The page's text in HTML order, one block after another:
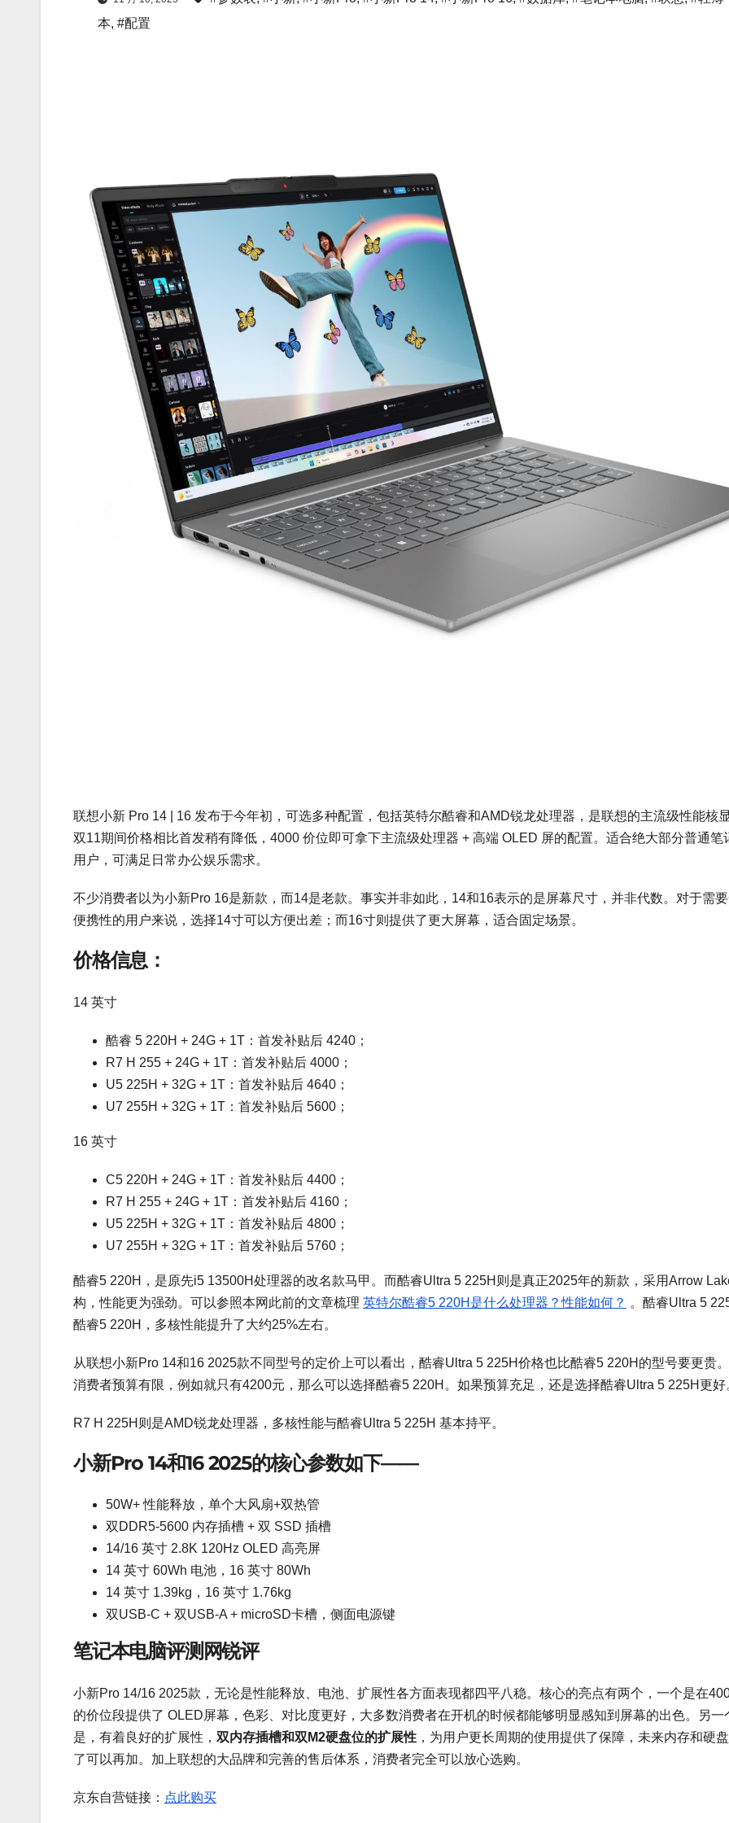
本, #配置
联想小新 Pro 14 | 16 发布于今年初，可选多种配置，包括英特尔酷睿和AMD锐龙处理器，是联想的主流级性能核显
双11期间价格相比首发稍有降低，4000 价位即可拿下主流级处理器 + 高端 OLED 屏的配置。适合绝大部分普通笔
用户，可满足日常办公娱乐需求。
不少消费者以为小新Pro 16是新款，而14是老款。事实并非如此，14和16表示的是屏幕尺寸，并非代数。对于需
便携性的用户来说，选择14寸可以方便出差；而16寸则提供了更大屏幕，适合固定场景。
价格信息：
14 英寸
酷睿 5 220H + 24G + 1T：首发补贴后 4240；
R7 H 255 + 24G + 1T：首发补贴后 4000；
U5 225H + 32G + 1T：首发补贴后 4640；
U7 255H + 32G + 1T：首发补贴后 5600；
16 英寸
C5 220H + 24G + 1T：首发补贴后 4400；
R7 H 255 + 24G + 1T：首发补贴后 4160；
U5 225H + 32G + 1T：首发补贴后 4800；
U7 255H + 32G + 1T：首发补贴后 5760；
酷睿5 220H，是原先i5 13500H处理器的改名款马甲。而酷睿Ultra 5 225H则是真正2025年的新款，采用Arrow
构，性能更为强劲。可以参照本网此前的文章梳理 英特尔酷睿5 220H是什么处理器？性能如何？ 。酷睿Ultra 5
酷睿5 220H，多核性能提升了大约25%左右。
从联想小新Pro 14和16 2025款不同型号的定价上可以看出，酷睿Ultra 5 225H价格也比酷睿5 220H的型号要更贵
消费者预算有限，例如就只有4200元，那么可以选择酷睿5 220H。如果预算充足，还是选择酷睿Ultra 5 225H更好
R7 H 225H则是AMD锐龙处理器，多核性能与酷睿Ultra 5 225H 基本持平。
小新Pro 14和16 2025的核心参数如下——
50W+ 性能释放，单个大风扇+双热管
双DDR5-5600 内存插槽 + 双 SSD 插槽
14/16 英寸 2.8K 120Hz OLED 高亮屏
14 英寸 60Wh 电池，16 英寸 80Wh
14 英寸 1.39kg，16 英寸 1.76kg
双USB-C + 双USB-A + microSD卡槽，侧面电源键
笔记本电脑评测网锐评
小新Pro 14/16 2025款，无论是性能释放、电池、扩展性各方面表现都四平八稳。核心的亮点有两个，一个是在
的价位段提供了 OLED屏幕，色彩、对比度更好，大多数消费者在开机的时候都能够明显感知到屏幕的出色。另一
是，有着良好的扩展性， 双内存插槽和双M2硬盘位的扩展性 ，为用户更长周期的使用提供了保障，未来内存和硬
了可以再加。加上联想的大品牌和完善的售后体系，消费者完全可以放心选购。
京东自营链接： 点此购买